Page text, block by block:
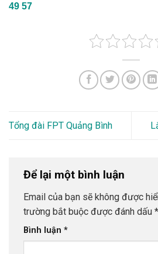
49 57
Tổng đài FPT Quảng Bình
Để lại một bình luận
Email của bạn sẽ không được
trường bắt buộc được đánh dấu *
Bình luận *